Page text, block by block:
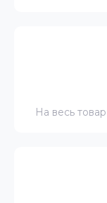
На весь